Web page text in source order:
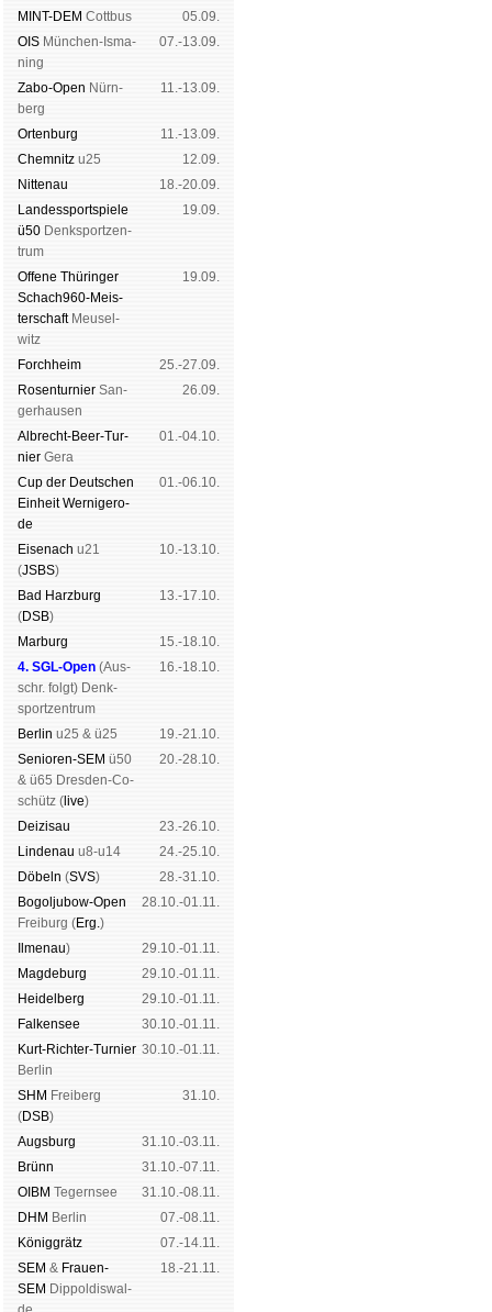
MINT-DEM Cott­bus
05.09.
OIS Mün­chen-Is­ma­
ning
07.-13.09.
Zabo-Open Nürn­
berg
11.-13.09.
Orten­burg
11.-13.09.
Chem­nitz u25
12.09.
Nitte­nau
18.-20.09.
Landes­sport­spiele
ü50 Denk­sport­zen­
trum
19.09.
Offene Thü­rin­ger
Schach960-Meis­
ter­schaftMeu­sel­
witz
19.09.
Forch­heim
25.-27.09.
Rosen­tur­nier San­
ger­hau­sen
26.09.
Albrecht-Beer-Tur­
nier Ge­ra
01.-04.10.
Cup der Deut­schen
Ein­heit Wer­ni­ge­ro­
de
01.-06.10.
Eise­nach u21
(JSBS)
10.-13.10.
Bad Harz­burg
(DSB)
13.-17.10.
Mar­burg
15.-18.10.
4. SGL-Open (Aus­
schr. folgt) Denk­
sport­zen­trum
16.-18.10.
Ber­lin u25 & ü25
19.-21.10.
Senioren-SEM ü50
& ü65 Dres­den-Co­
schütz ( live)
20.-28.10.
Dei­zi­sau
23.-26.10.
Lin­de­nau u8-u14
24.-25.10.
Dö­beln (SVS)
28.-31.10.
Bogoljubow-Open
Frei­burg (Erg.)
28.10.-01.11.
Il­me­nau)
29.10.-01.11.
Mag­de­burg
29.10.-01.11.
Hei­del­berg
29.10.-01.11.
Fal­ken­see
30.10.-01.11.
Kurt-Rich­ter-Tur­nier
Ber­lin
30.10.-01.11.
SHM Frei­berg
(DSB)
31.10.
Augs­burg
31.10.-03.11.
Brünn
31.10.-07.11.
OIBM Tegern­see
31.10.-08.11.
DHM Ber­lin
07.-08.11.
König­grätz
07.-14.11.
SEM & Frauen-
SEM Dip­pol­dis­wal­
18.-21.11.